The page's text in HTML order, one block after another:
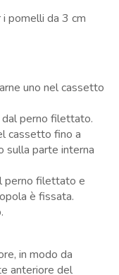
pomelli da 3 cm
uno nel cassetto
perno filettato.
cassetto fino a
sulla parte interna
perno filettato e
è fissata.
in modo da
anteriore del